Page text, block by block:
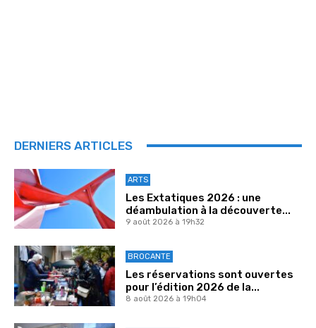
DERNIERS ARTICLES
ARTS
Les Extatiques 2026 : une
déambulation à la découverte...
9 août 2026 à 19h32
BROCANTE
Les réservations sont ouvertes
pour l’édition 2026 de la...
8 août 2026 à 19h04